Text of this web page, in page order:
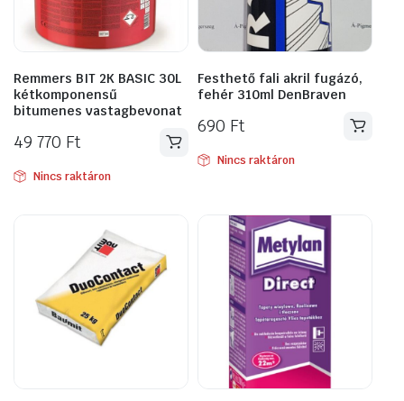
Remmers BIT 2K BASIC 30L
kétkomponensű
bitumenes vastagbevonat
49 770 Ft
Nincs raktáron
Festhető fali akril fugázó,
fehér 310ml DenBraven
690 Ft
Nincs raktáron